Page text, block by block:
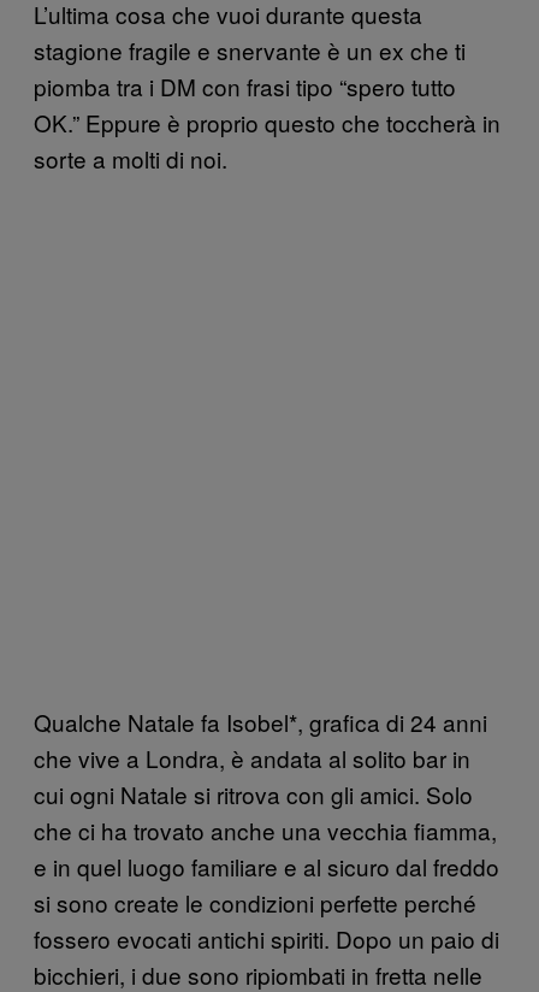
L’ultima cosa che vuoi durante questa
stagione fragile e snervante è un ex che ti
piomba tra i DM con frasi tipo “spero tutto
OK.” Eppure è proprio questo che toccherà in
sorte a molti di noi.
Qualche Natale fa Isobel*, grafica di 24 anni
che vive a Londra, è andata al solito bar in
cui ogni Natale si ritrova con gli amici. Solo
che ci ha trovato anche una vecchia fiamma,
e in quel luogo familiare e al sicuro dal freddo
si sono create le condizioni perfette perché
fossero evocati antichi spiriti. Dopo un paio di
bicchieri, i due sono ripiombati in fretta nelle